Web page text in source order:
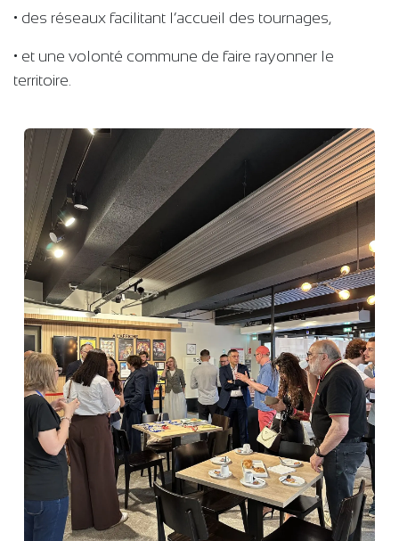
• des réseaux facilitant l’accueil des tournages,
• et une volonté commune de faire rayonner le
territoire.